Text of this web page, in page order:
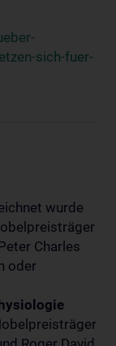
sich-fuer-
wurde
Charles
oder